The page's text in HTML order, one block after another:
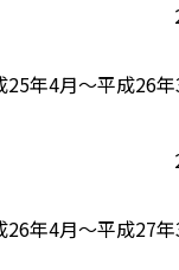
25年4月～平成26
26年4月～平成27